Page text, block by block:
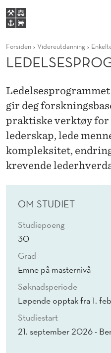
L
E
D
E
L
S
E
S
P
R
O
V
D
M
E
N
Y
BIBLIOTEKET
Ø
N
T
S
T
E
D
E
T
Forsiden
Studier
Forskning
Om NHH
Alumni
Forsiden Videreutdanning
gir deg
praktiske verktøy for
lederskap, lede
kompleksitet,
krevende
OM STUDIET
Studiepoeng
30
Grad
Emne på masternivå
Søknadsperiode
Løpende opptak fra 1.
Studiestart
21. september 2026 -